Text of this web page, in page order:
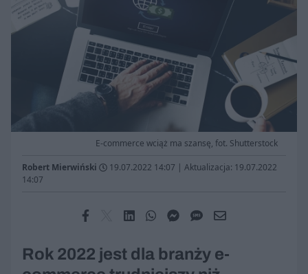
E-commerce wciąż ma szansę, fot. Shutterstock
Robert Mierwiński 19.07.2022 14:07 | Aktualizacja: 19.07.2022
14:07
Rok 2022 jest dla branży e-